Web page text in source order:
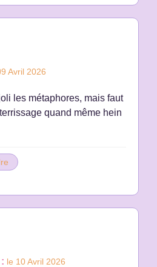
Avril 2026
les métaphores, mais faut
quand même hein
le 10 Avril 2026